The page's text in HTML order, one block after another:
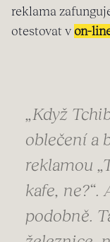
reklama
otestovat v on-
„Když
oblečení a
reklamou
kafe, ne?“.
podobně.